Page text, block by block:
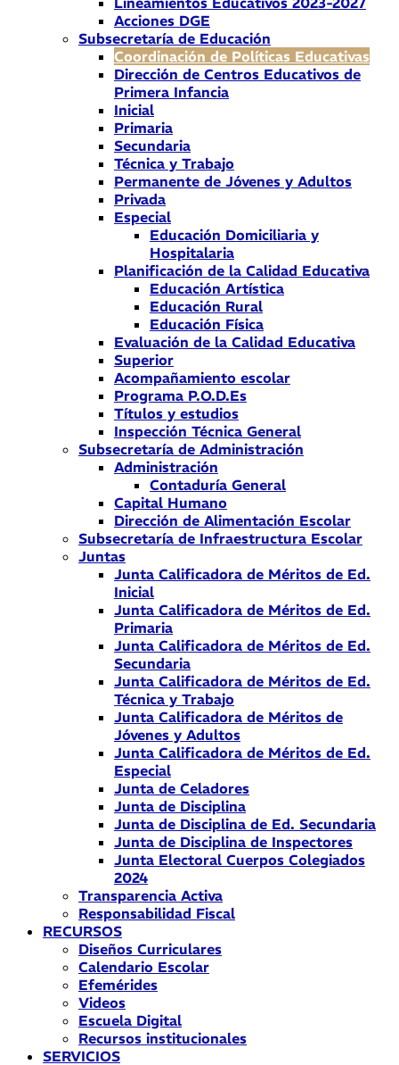
Acciones DGE
Subsecretaría de Educación
Coordinación de Políticas Educativas
Dirección de Centros Educativos de
Primera Infancia
Inicial
Primaria
Secundaria
Técnica y Trabajo
Permanente de Jóvenes y Adultos
Privada
Especial
Educación Domiciliaria y
Hospitalaria
Planificación de la Calidad Educativa
Educación Artística
Educación Rural
Educación Física
Evaluación de la Calidad Educativa
Superior
Acompañamiento escolar
Programa P.O.D.Es
Títulos y estudios
Inspección Técnica General
Subsecretaría de Administración
Administración
Contaduría General
Capital Humano
Dirección de Alimentación Escolar
Subsecretaría de Infraestructura Escolar
Juntas
Junta Calificadora de Méritos de Ed.
Inicial
Junta Calificadora de Méritos de Ed.
Primaria
Junta Calificadora de Méritos de Ed.
Secundaria
Junta Calificadora de Méritos de Ed.
Técnica y Trabajo
Junta Calificadora de Méritos de
Jóvenes y Adultos
Junta Calificadora de Méritos de Ed.
Especial
Junta de Celadores
Junta de Disciplina
Junta de Disciplina de Ed. Secundaria
Junta de Disciplina de Inspectores
Junta Electoral Cuerpos Colegiados
2024
Transparencia Activa
Responsabilidad Fiscal
RECURSOS
Diseños Curriculares
Calendario Escolar
Efemérides
Videos
Escuela Digital
Recursos institucionales
SERVICIOS